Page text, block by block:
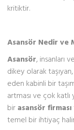
kritiktir.
Asansör Nedir ve
Asansör, insanları
dikey olarak
eden kabinli bir
artması ve çok
bir asansör firması
temel bir ihtiyaç